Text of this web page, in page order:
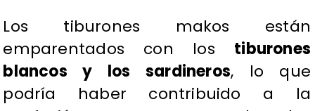
Los tiburones makos están
emparentados con los tiburones
blancos y los sardineros, lo que
podría haber contribuido a la